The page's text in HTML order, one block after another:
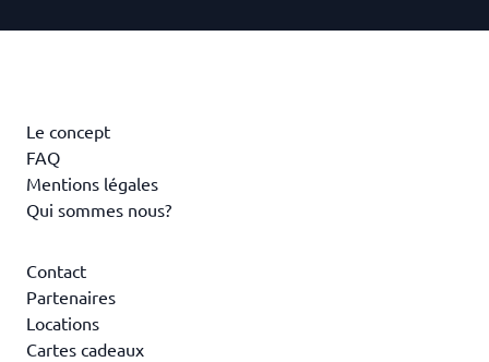
Le concept
FAQ
Mentions légales
Qui sommes nous?
Contact
Partenaires
Locations
Cartes cadeaux